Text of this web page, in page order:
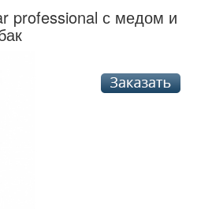
professional с медом и